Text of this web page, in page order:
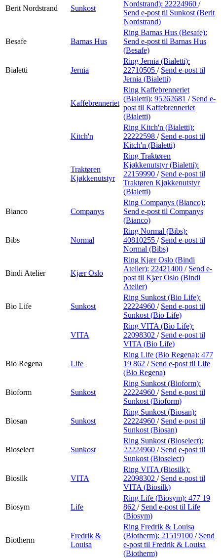
Berit Nordstrand Sunkost
Nordstrand): 22224960 /
Send e-post til Sunkost (Berit
Nordstrand)
Besafe Barnas Hus
Ring Barnas Hus (Besafe):
Send e-post til Barnas Hus
(Besafe)
Bialetti Jernia
Ring Jernia (Bialetti):
22710505 / Send e-post til
Jernia (Bialetti)
Kaffebrenneriet
Ring Kaffebrenneriet
(Bialetti): 95262681 / Send e-
post til Kaffebrenneriet
(Bialetti)
Kitch'n
Ring Kitch'n (Bialetti):
22222598 / Send e-post til
Kitch'n (Bialetti)
Traktøren
Kjøkkenutstyr
Ring Traktøren
Kjøkkenutstyr (Bialetti):
22159990 / Send e-post til
Traktøren Kjøkkenutstyr
(Bialetti)
Bianco Companys
Ring Companys (Bianco):
Send e-post til Companys
(Bianco)
Bibs Normal
Ring Normal (Bibs):
40810255 / Send e-post til
Normal (Bibs)
Bindi Atelier Kjær Oslo
Ring Kjær Oslo (Bindi
Atelier): 22421400 / Send e-
post til Kjær Oslo (Bindi
Atelier)
Bio Life Sunkost
Ring Sunkost (Bio Life):
22224960 / Send e-post til
Sunkost (Bio Life)
VITA
Ring VITA (Bio Life):
22098302 / Send e-post til
VITA (Bio Life)
Bio Regena Life
Ring Life (Bio Regena): 477
19 862 / Send e-post til Life
(Bio Regena)
Bioform Sunkost
Ring Sunkost (Bioform):
22224960 / Send e-post til
Sunkost (Bioform)
Biosan Sunkost
Ring Sunkost (Biosan):
22224960 / Send e-post til
Sunkost (Biosan)
Bioselect Sunkost
Ring Sunkost (Bioselect):
22224960 / Send e-post til
Sunkost (Bioselect)
Biosilk VITA
Ring VITA (Biosilk):
22098302 / Send e-post til
VITA (Biosilk)
Biosym Life
Ring Life (Biosym): 477 19
862 / Send e-post til Life
(Biosym)
Biotherm
Fredrik &
Louisa
Ring Fredrik & Louisa
(Biotherm): 21519100 / Send
e-post til Fredrik & Louisa
(Biotherm)